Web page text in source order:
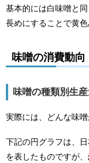
基本的には白味噌と
長めにすることで黄色
味噌の消費動向
味噌の種類別生
実際には、どんな味
下記の円グラフは、
を表したものですが、